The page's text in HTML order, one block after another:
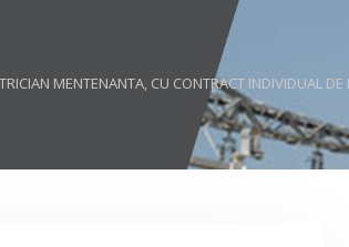
MENTENANTA, CU CONTRACT INDIVIDUAL